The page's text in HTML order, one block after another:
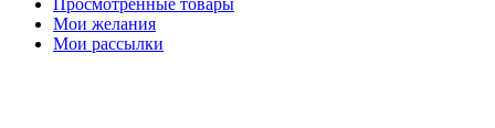
Просмотренные товары
Мои желания
Мои рассылки